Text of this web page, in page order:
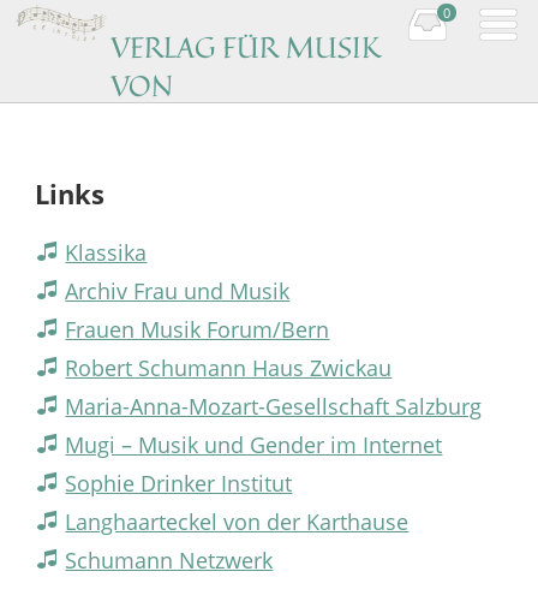
VERLAG FÜR MUSIK
VON
0
Links
Klassika
Archiv Frau und Musik
Frauen Musik Forum/Bern
Robert Schumann Haus Zwickau
Maria-Anna-Mozart-Gesellschaft Salzburg
Mugi – Musik und Gender im Internet
Sophie Drinker Institut
Langhaarteckel von der Karthause
Schumann Netzwerk